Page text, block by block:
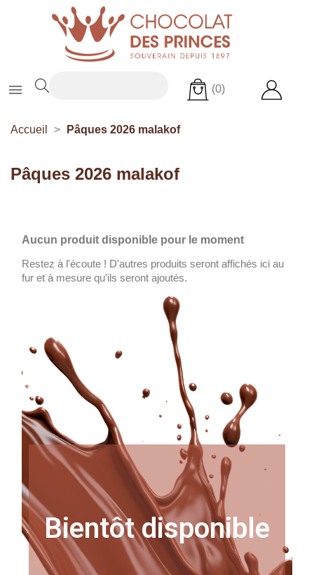
 (0)
Accueil Pâques 2026 malakof
Pâques 2026 malakof
Aucun produit disponible pour le moment
Restez à l'écoute ! D'autres produits seront affichés ici au
fur et à mesure qu'ils seront ajoutés.
Bientôt disponible